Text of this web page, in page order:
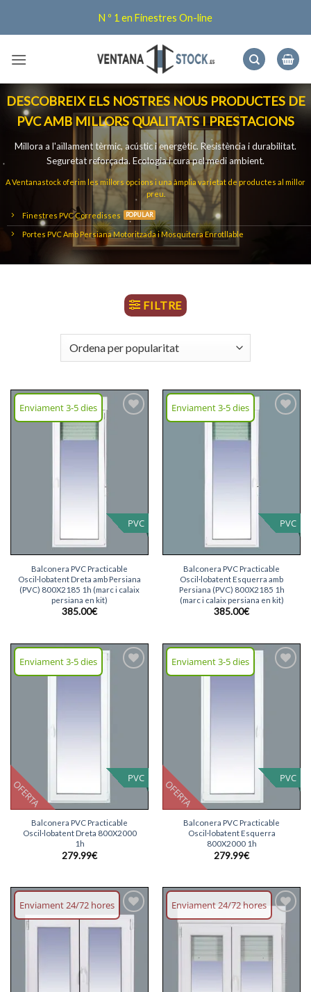
N º 1 en Finestres On-line
DESCOBREIX ELS NOSTRES NOUS PRODUCTES DE
PVC AMB MILLORS QUALITATS I PRESTACIONS
Millora a l'aïllament tèrmic, acústic i energètic. Resistència i durabilitat.
Seguretat reforçada. Ecologia i cura pel medi ambient.
A Ventanastock oferim les millors opcions i una àmplia varietat de productes al millor
preu
Finestres PVC Corredisses
Portes PVC Amb Persiana Motoritzada i Mosquitera Enrotllable
Finestres PVC Amb Persiana Motoritzada i Mosquitera Enrotllable
Finestres PVC Color Roure
Portes Balconeres PVC
FILTRE
Enviament 3-5 dies
PVC
Balconera PVC Practicable
Oscil·lobatent Dreta amb Persiana
(PVC) 800X2185 1h (marc i calaix
persiana en kit)
385.00€
Enviament 3-5 dies
PVC
Balconera PVC Practicable
Oscil·lobatent Esquerra amb
Persiana (PVC) 800X2185 1h
(marc i calaix persiana en kit)
385.00€
OFERTA
Enviament 3-5 dies
PVC
Balconera PVC Practicable
Oscil·lobatent Dreta 800X2000
1h
279.99€
OFERTA
Enviament 3-5 dies
PVC
Balconera PVC Practicable
Oscil·lobatent Esquerra
800X2000 1h
279.99€
Enviament 24/72 hores
Afegeix
llista
Enviament 24/72 hores
Afegeix
desitjos